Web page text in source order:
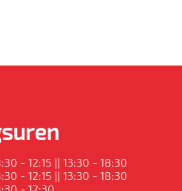
- 12:15 || 13:30 - 18:30
- 12:15 || 13:30 - 18:30